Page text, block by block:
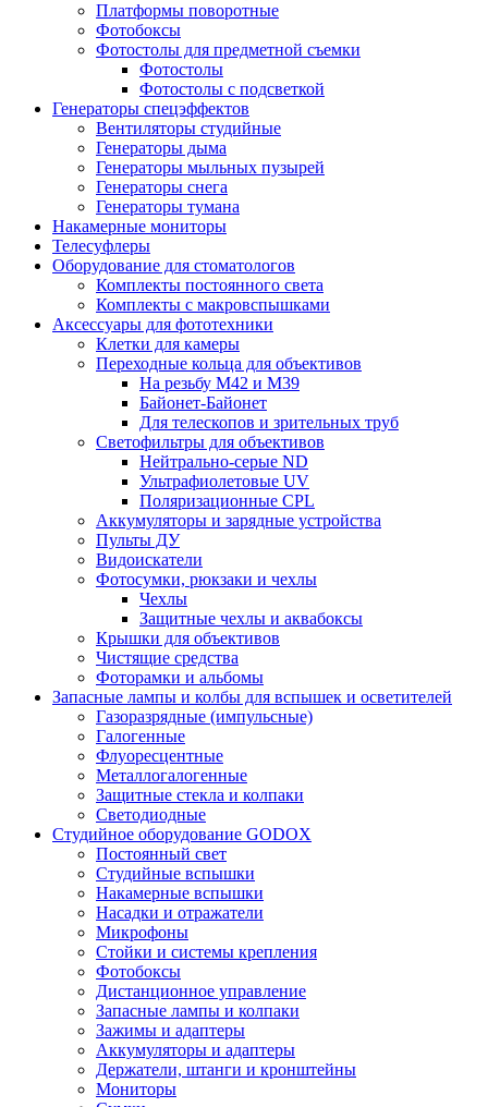
Платформы поворотные
Фотобоксы
Фотостолы для предметной съемки
Фотостолы
Фотостолы с подсветкой
Генераторы спецэффектов
Вентиляторы студийные
Генераторы дыма
Генераторы мыльных пузырей
Генераторы снега
Генераторы тумана
Накамерные мониторы
Телесуфлеры
Оборудование для стоматологов
Комплекты постоянного света
Комплекты с макровспышками
Аксессуары для фототехники
Клетки для камеры
Переходные кольца для объективов
На резьбу М42 и М39
Байонет-Байонет
Для телескопов и зрительных труб
Светофильтры для объективов
Нейтрально-серые ND
Ультрафиолетовые UV
Поляризационные CPL
Аккумуляторы и зарядные устройства
Пульты ДУ
Видоискатели
Фотосумки, рюкзаки и чехлы
Чехлы
Защитные чехлы и аквабоксы
Крышки для объективов
Чистящие средства
Фоторамки и альбомы
Запасные лампы и колбы для вспышек и осветителей
Газоразрядные (импульсные)
Галогенные
Флуоресцентные
Металлогалогенные
Защитные стекла и колпаки
Светодиодные
Студийное оборудование GODOX
Постоянный свет
Студийные вспышки
Накамерные вспышки
Насадки и отражатели
Микрофоны
Стойки и системы крепления
Фотобоксы
Дистанционное управление
Запасные лампы и колпаки
Зажимы и адаптеры
Аккумуляторы и адаптеры
Держатели, штанги и кронштейны
Мониторы